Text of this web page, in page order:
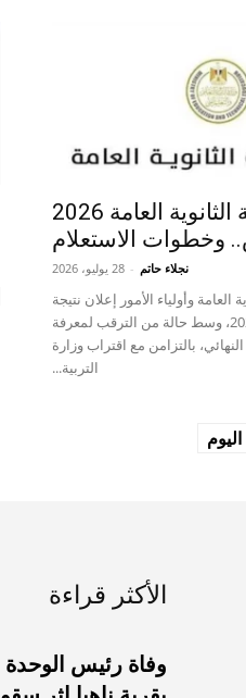
رابط نتيجة الثانوية العامة 2026
وخطوات الاستعلام
نجلاء حاتم - 28 يوليو، 2026
العامة وأولياء الأمور إعلان نتيجة
الثانوية العامة 2026، وسط حالة من الترقب لمعرفة
بالتزامن مع اقتراب وزارة
التربية...
الأكثر قراءة
وفاة رئيس الوحدة